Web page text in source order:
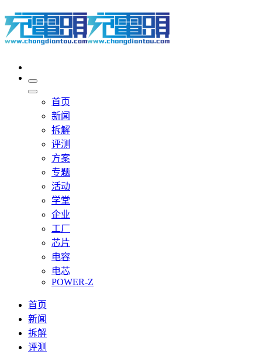
首页
新闻
拆解
评测
方案
专题
活动
学堂
企业
工厂
芯片
电容
电芯
POWER-Z
首页
新闻
拆解
评测